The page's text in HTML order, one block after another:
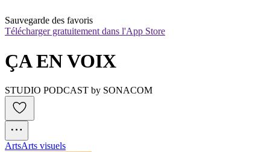
Sauvegarde des favoris
Télécharger gratuitement dans l'App Store
ÇA EN VOIX
STUDIO PODCAST by SONACOM
ArtsArts visuels